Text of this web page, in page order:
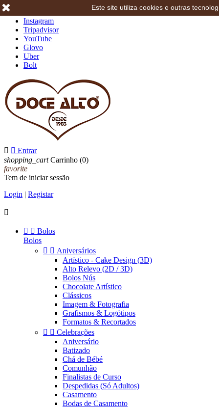
Instagram
Tripadvisor
YouTube
Glovo
Uber
Bolt
  Entrar
shopping_cart Carrinho (0)
favorite
Tem de iniciar sessão
Login | Registar

  Bolos
Bolos
  Aniversários
Artístico - Cake Design (3D)
Alto Relevo (2D / 3D)
Bolos Nús
Chocolate Artístico
Clássicos
Imagem & Fotografia
Grafismos & Logótipos
Formatos & Recortados
  Celebrações
Aniversário
Batizado
Chá de Bébé
Comunhão
Finalistas de Curso
Despedidas (Só Adultos)
Casamento
Bodas de Casamento
Este site utiliza cookies e outras